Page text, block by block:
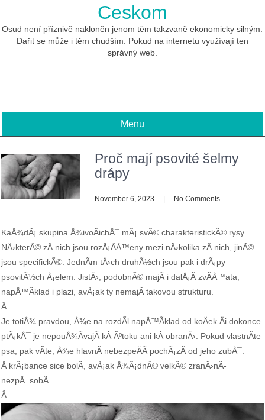
content
Ceskom
Osud není příznivě nakloněn jenom těm takzvaně ekonomicky silným.
Dařit se může i těm chudším. Pokud na internetu využívají ten
správný web.
Menu
Proč mají psovité šelmy
drápy
November 6, 2023 No Comments
KaÅ¾dÃ¡ skupina Å¾ivoÄichÅ¯ mÃ¡ svÃ© charakteristickÃ© rysy.
NÄ›kterÃ© zÂ nich jsou rozÅ¡Ã­Å™eny mezi nÄ›kolika zÂ nich, jinÃ©
jsou specifickÃ©. JednÃ­m tÄ›ch druhÃ½ch jsou pak i drÃ¡py
psovitÃ½ch Å¡elem. JistÄ›, podobnÃ© majÃ­ i dalÅ¡Ã­ zvÃ­Å™ata,
napÅ™Ã­klad i plazi, avÅ¡ak ty nemajÃ­ takovou strukturu.
Â
Je totiÅ¾ pravdou, Å¾e na rozdÃ­l napÅ™Ã­klad od koÄek Äi dokonce
ptÃ¡kÅ¯ je nepouÅ¾Ã­vajÃ­ kÂ Ãºtoku ani kÂ obranÄ›. Pokud vlastnÃ­te
psa, pak vÃ­te, Å¾e hlavnÃ­ nebezpeÄÃ­ pochÃ¡zÃ­ od jeho zubÅ¯.
Å krÃ¡bance sice bolÃ­, avÅ¡ak Å¾Ã¡dnÃ© velkÃ© zranÄ›nÃ­
nezpÅ¯sobÃ­.
Â